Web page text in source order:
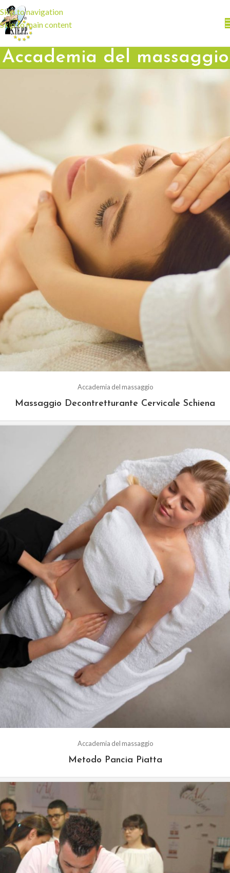
Skip to navigation
Skip to main content
Accademia del massaggio
Accademia del massaggio
Massaggio Decontretturante Cervicale Schiena
Accademia del massaggio
Metodo Pancia Piatta